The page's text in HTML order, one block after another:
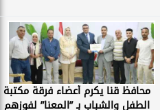
محافظ قنا يكرم أعضاء فرقة مكتبة
الطفل والشباب بـ ”المعنا” لفوزهم